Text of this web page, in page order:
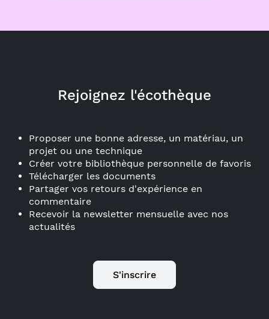
Rejoignez l'écothèque
Proposer une bonne adresse, un matériau, un
projet ou une technique
Créer votre bibliothèque personnelle de favoris
Télécharger les documents
Partager vos retours d'expérience en
commentaire
Recevoir la newsletter mensuelle avec nos
actualités
S'inscrire